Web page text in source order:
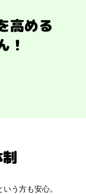
高める
！
う方も安心。